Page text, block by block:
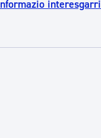
Berdintasuna,
Kultura